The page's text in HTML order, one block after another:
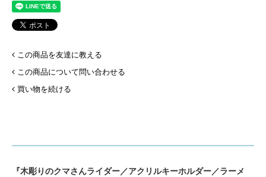
この商品を友達に教える
この商品について問い合わせる
買い物を続ける
『木彫りのクマさんライダー／アクリルキーホルダー／ラーメ